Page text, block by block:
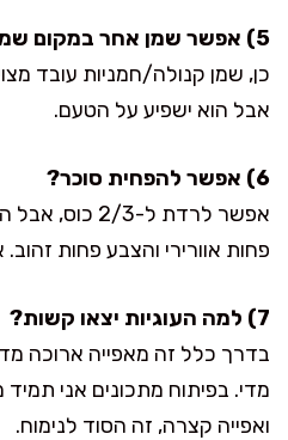
5) אפשר שמן אחר במקום שמן רגיל?
כן, שמן קנולה/חמניות עובד
אבל הוא ישפיע על הטעם.
6) אפשר להפחית סוכר?
אפשר לרדת ל-
פחות אוורירי והצבע פחות זהוב.
7) למה העוגיות יצאו קשות?
בדרך כלל זה מאפייה ארוכה
מדי. בפיתוח מתכונים אני
ואפייה קצרה, זה הסוד לנימוח.